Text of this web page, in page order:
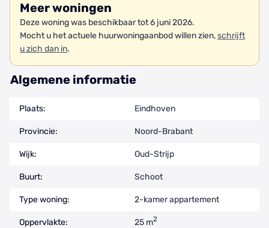
Meer woningen
Deze woning was beschikbaar tot 6 juni 2026.
Mocht u het actuele huurwoningaanbod willen zien,schrijft
u zich dan in.
Algemene informatie
Plaats: Eindhoven
Provincie: Noord-Brabant
Wijk: Oud-Strijp
Buurt: Schoot
Type woning: 2-kamer appartement
Oppervlakte: 25 m2